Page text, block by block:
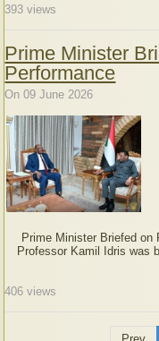
393 views
Prime Minister
Performance
On 09 June 2026
Prime Minister Briefed on
Professor Kamil Idris was
406 views